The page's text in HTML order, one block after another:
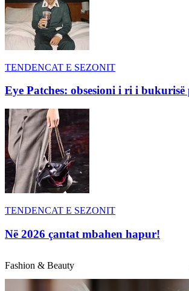
TENDENCAT E SEZONIT
Eye Patches: obsesioni i ri i bukurisë
TENDENCAT E SEZONIT
Në 2026 çantat mbahen hapur!
Fashion & Beauty